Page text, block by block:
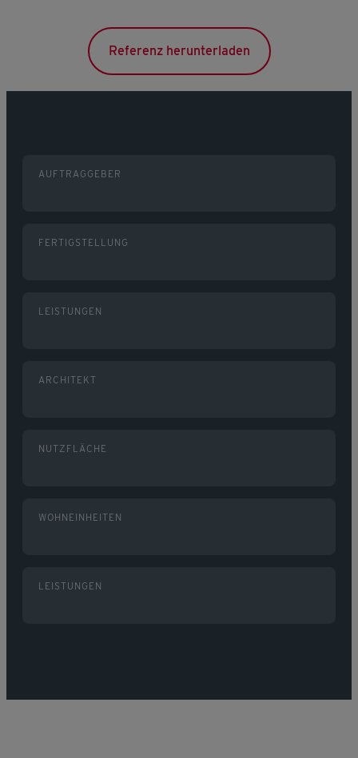
Referenz herunterladen
AUFTRAGGEBER
FERTIGSTELLUNG
LEISTUNGEN
ARCHITEKT
NUTZFLÄCHE
WOHNEINHEITEN
LEISTUNGEN